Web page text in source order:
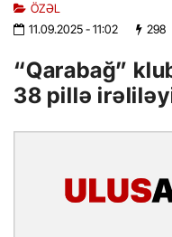
ÖZƏL
11.09.2025- 11:02 298
“Qarabağ”
38 pillə